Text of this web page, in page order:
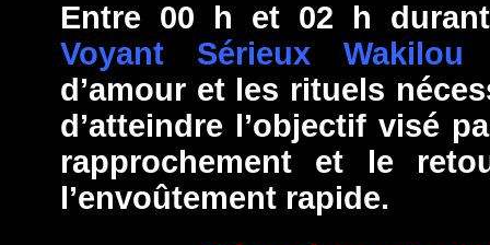
Entre 00 h et 02 h
Voyant Sérieux Wakilou
d’amour et les rituels
d’atteindre l’objectif visé
rapprochement et le
l’envoûtement rapide.